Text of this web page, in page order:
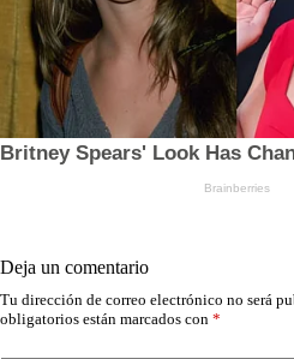
Deja un comentario
Tu dirección de correo electrónico no será
obligatorios están marcados con *